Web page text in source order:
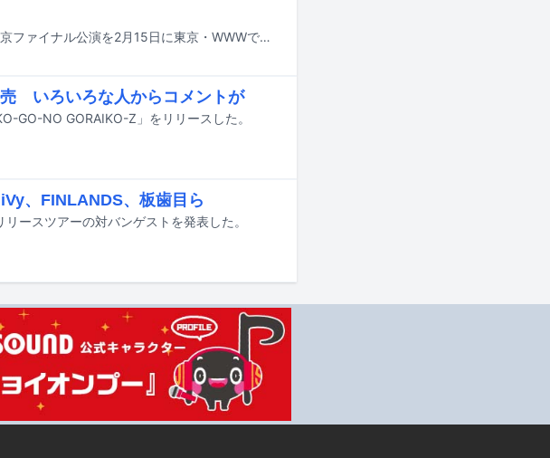
Nikoんが47都道府県ツアー「アウトストアで47」の東京ファイナル公演を2月15日に東京・WWWで開催した。
いろいろな人からコメントが
GO-NO GORAIKO-Z」をリリースした。
、FINLANDS、板歯目ら
ースツアーの対バンゲストを発表した。